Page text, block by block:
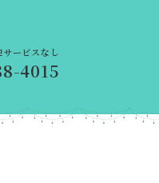
サービスなし
4015